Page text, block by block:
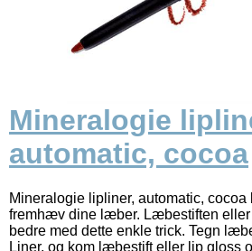
Mineralogie
automatic, cocoa
Mineralogie lipliner, automatic, cocoa
fremhæv dine læber. Læbestiften eller
bedre med dette enkle trick. Tegn
Liner, og kom læbestift eller lip gloss